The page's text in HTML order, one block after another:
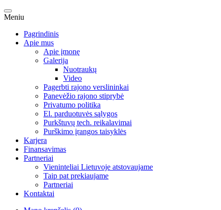
Meniu
Pagrindinis
Apie mus
Apie įmonę
Galerija
Nuotraukų
Video
Pagerbti rajono verslininkai
Panevėžio rajono stiprybė
Privatumo politika
El. parduotuvės sąlygos
Purkštuvų tech. reikalavimai
Purškimo įrangos taisyklės
Karjera
Finansavimas
Partneriai
Vieninteliai Lietuvoje atstovaujame
Taip pat prekiaujame
Partneriai
Kontaktai